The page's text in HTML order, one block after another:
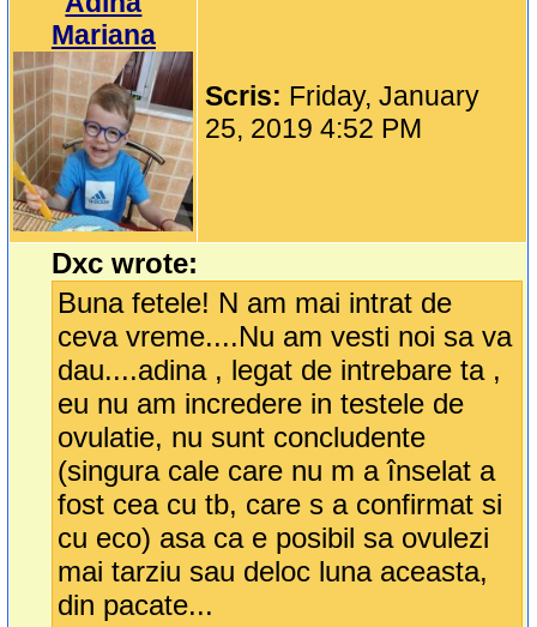
Mariana
Scris: Friday, January
25, 2019 4:52 PM
Dxc wrote:
Buna fetele! N am mai intrat de
ceva vreme....Nu am vesti noi sa va
dau....adina , legat de intrebare ta ,
eu nu am incredere in testele de
ovulatie, nu sunt concludente
(singura cale care nu m a înselat a
fost cea cu tb, care s a confirmat si
cu eco) asa ca e posibil sa ovulezi
mai tarziu sau deloc luna aceasta,
din pacate...